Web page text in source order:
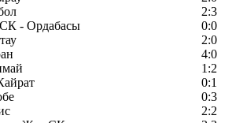
2:3
- Ордабасы
0:0
2:0
4:0
1:2
0:1
0:3
2:2